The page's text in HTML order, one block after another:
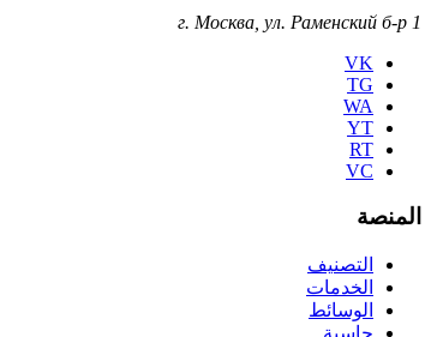
г. Москва, ул. Раменский б-р 1
VK
TG
WA
YT
RT
VC
المنصة
التصنيف
الخدمات
الوسائط
حاسبة